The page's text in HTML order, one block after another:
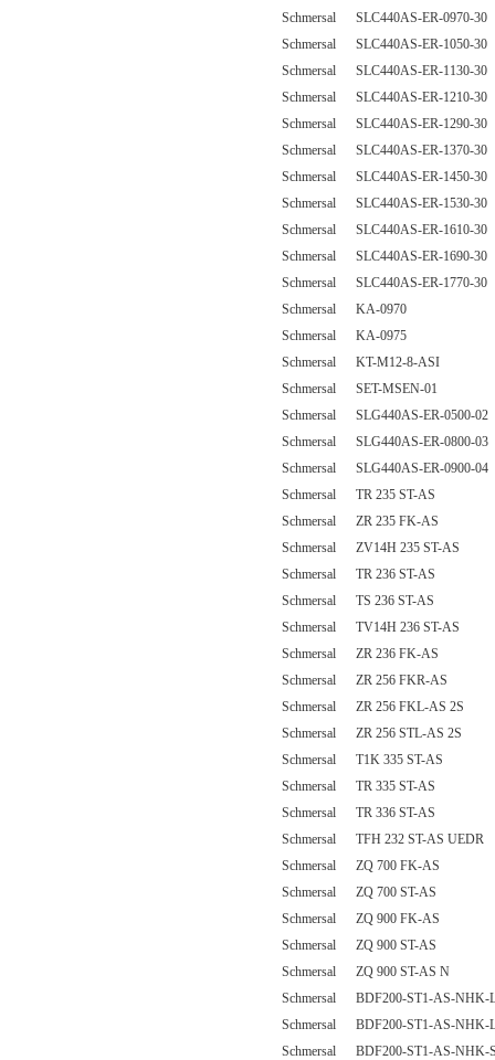
Schmersal SLC440AS-ER-0970-30
Schmersal SLC440AS-ER-1050-30
Schmersal SLC440AS-ER-1130-30
Schmersal SLC440AS-ER-1210-30
Schmersal SLC440AS-ER-1290-30
Schmersal SLC440AS-ER-1370-30
Schmersal SLC440AS-ER-1450-30
Schmersal SLC440AS-ER-1530-30
Schmersal SLC440AS-ER-1610-30
Schmersal SLC440AS-ER-1690-30
Schmersal SLC440AS-ER-1770-30
Schmersal KA-0970
Schmersal KA-0975
Schmersal KT-M12-8-ASI
Schmersal SET-MSEN-01
Schmersal SLG440AS-ER-0500-02
Schmersal SLG440AS-ER-0800-03
Schmersal SLG440AS-ER-0900-04
Schmersal TR 235 ST-AS
Schmersal ZR 235 FK-AS
Schmersal ZV14H 235 ST-AS
Schmersal TR 236 ST-AS
Schmersal TS 236 ST-AS
Schmersal TV14H 236 ST-AS
Schmersal ZR 236 FK-AS
Schmersal ZR 256 FKR-AS
Schmersal ZR 256 FKL-AS 2S
Schmersal ZR 256 STL-AS 2S
Schmersal T1K 335 ST-AS
Schmersal TR 335 ST-AS
Schmersal TR 336 ST-AS
Schmersal TFH 232 ST-AS UEDR
Schmersal ZQ 700 FK-AS
Schmersal ZQ 700 ST-AS
Schmersal ZQ 900 FK-AS
Schmersal ZQ 900 ST-AS
Schmersal ZQ 900 ST-AS N
Schmersal BDF200-ST1-AS-NHK-
Schmersal BDF200-ST1-AS-NHK-
Schmersal BDF200-ST1-AS-NHK-